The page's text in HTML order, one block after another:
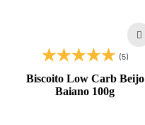
(5)
Biscoito Low Carb Beijo
Baiano 100g